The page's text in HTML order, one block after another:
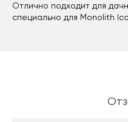
Отлично подходит для
специально для Monolith